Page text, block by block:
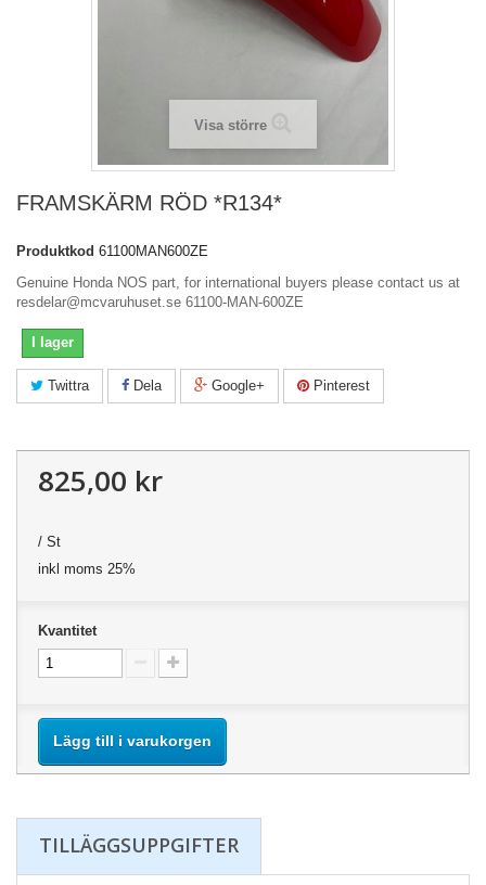
Visa större
FRAMSKÄRM RÖD *R134*
Produktkod 61100MAN600ZE
Genuine Honda NOS part, for international buyers please contact us at
resdelar@mcvaruhuset.se 61100-MAN-600ZE
I lager
Twittra Dela Google+ Pinterest
825,00 kr
/ St
inkl moms 25%
Kvantitet
Lägg till i varukorgen
TILLÄGGSUPPGIFTER